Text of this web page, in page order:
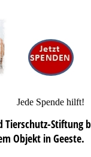
Jede Spende hilft!
Tierschutz-Stiftung
Objekt in Geeste.